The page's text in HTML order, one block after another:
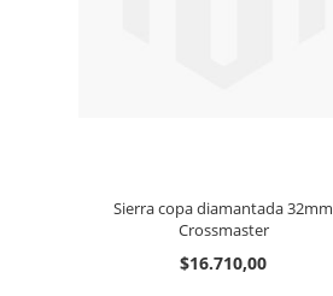
Sierra copa diamantada 32mm
Crossmaster
$16.710,00